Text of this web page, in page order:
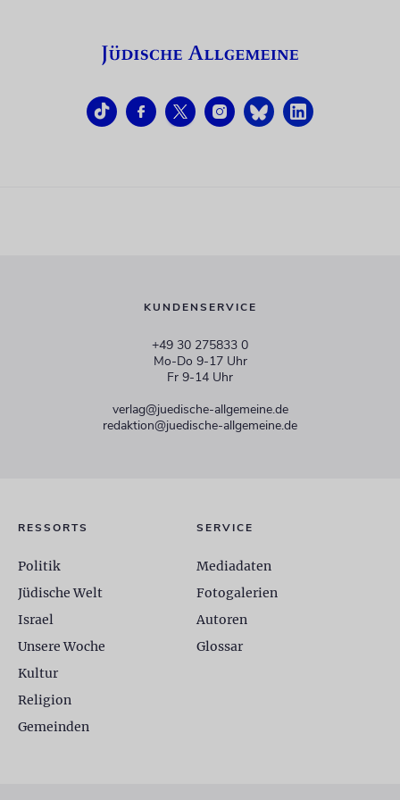
KUNDENSERVICE
+49 30 275833 0
Mo-Do 9-17 Uhr
Fr 9-14 Uhr
verlag@juedische-allgemeine.de
redaktion@juedische-allgemeine.de
RESSORTS
Politik
Jüdische Welt
Israel
Unsere Woche
Kultur
Religion
Gemeinden
SERVICE
Mediadaten
Fotogalerien
Autoren
Glossar